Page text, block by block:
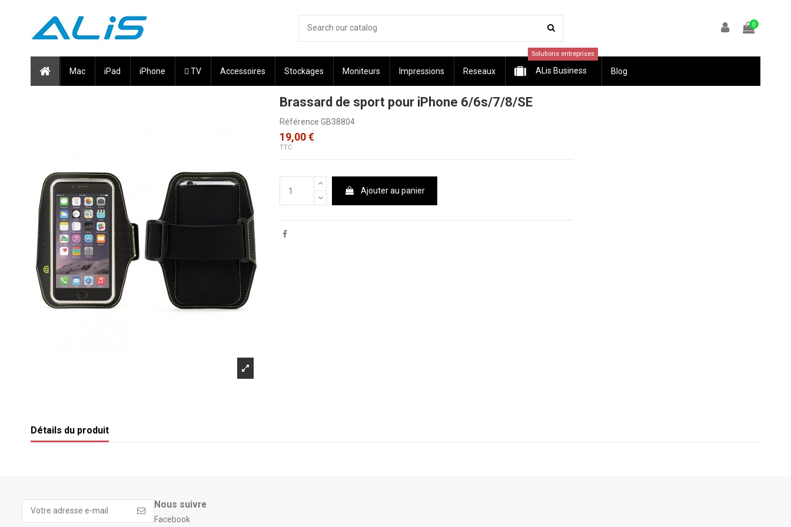
0
Mac iPad iPhone  TV Accessoires Stockages Moniteurs Impressions Reseaux ALis Business
Solutions entreprises
Blog
Brassard de sport pour iPhone 6/6s/7/8/SE
Référence GB38804
19,00 €
TTC
Ajouter au panier
Détails du produit
Nous suivre
Facebook